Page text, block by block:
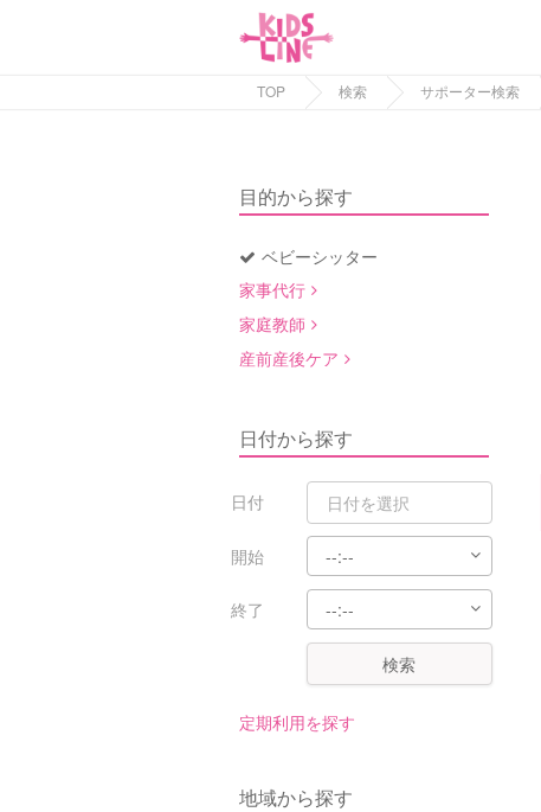
TOP 検索 サポーター検索
目的から探す
ベビーシッター
家事代行
家庭教師
産前産後ケア
日付から探す
日付
開始
終了
検索
定期利用を探す
地域から探す